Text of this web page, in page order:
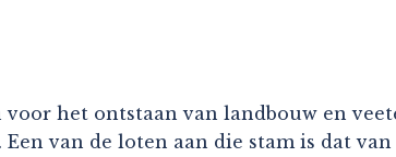
het ontstaan van landbouw en
van de loten aan die stam is dat